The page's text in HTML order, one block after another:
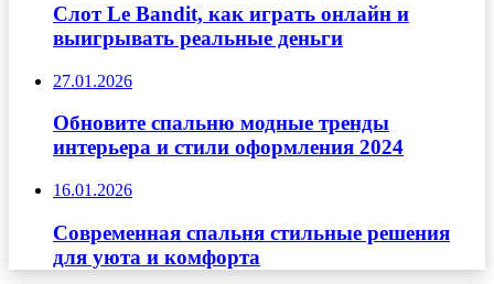
Слот Le Bandit, как играть онлайн и
выигрывать реальные деньги
27.01.2026
Обновите спальню модные тренды
интерьера и стили оформления 2024
16.01.2026
Современная спальня стильные решения
для уюта и комфорта